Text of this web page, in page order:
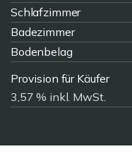
Schlafzimmer
Badezimmer
Bodenbelag
Provision für Käufer
3,57 % inkl. MwSt.